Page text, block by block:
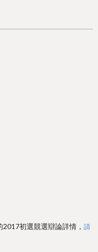
初選競選辯論詳情， 請